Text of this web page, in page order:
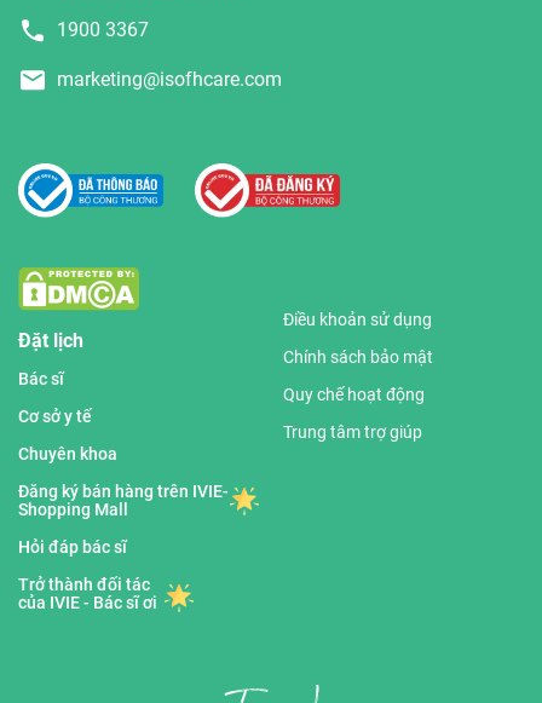
1900 3367
marketing@isofhcare.com
Đặt lịch
Bác sĩ
Cơ sở y tế
Chuyên khoa
Đăng ký bán hàng trên IVIE-
Shopping Mall
Hỏi đáp bác sĩ
Trở thành đối tác
của IVIE - Bác sĩ ơi
Điều khoản sử dụng
Chính sách bảo mật
Quy chế hoạt động
Trung tâm trợ giúp